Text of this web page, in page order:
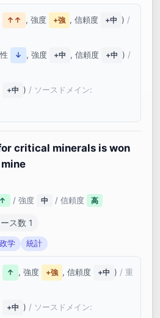
↑↑ , 強度 +強 , 信頼度 +中 ) /
↓ , 強度 +中 , 信頼度 +中 ) /
+中 ) / ソースドメイン:
critical minerals is won
↑ / 強度 中 / 信頼度 高
ス数 1
学 統計
↑ , 強度 +強 , 信頼度 +中 ) / 重
+中 ) / ソースドメイン: